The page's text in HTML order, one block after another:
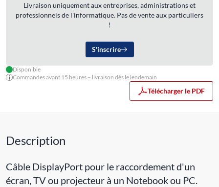
Livraison uniquement aux entreprises, administrations et
professionnels de l'informatique. Pas de vente aux particuliers
!
S'inscrire
Disponible
Commandes avant 15 heures – livraison dès le lendemain
Télécharger le PDF
Description
Câble DisplayPort pour le raccordement d'un
écran, TV ou projecteur à un Notebook ou PC.